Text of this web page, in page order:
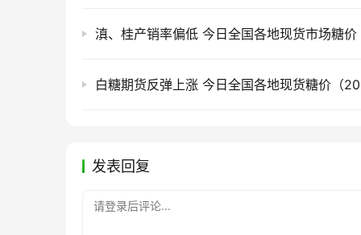
白糖期货反弹上涨 今日全国各地现货糖价（
发表回复
请登录后评论...